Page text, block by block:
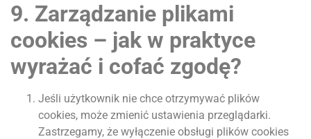
9. Zarządzanie plikami
cookies – jak w praktyce
wyrażać i cofać zgodę?
Jeśli użytkownik nie chce otrzymywać plików
cookies, może zmienić ustawienia przeglądarki.
Zastrzegamy, że wyłączenie obsługi plików cookies